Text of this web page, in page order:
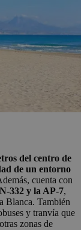
del centro de
de un entorno
cuenta con
N-332 y la AP-7,
Blanca. También
y tranvía que
zonas de